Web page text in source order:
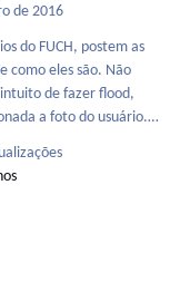
de 2016
eles são. Não
a foto do usuário.
autorizado.
tenha intimidade,
postou a sua foto,
bem como, a que
…